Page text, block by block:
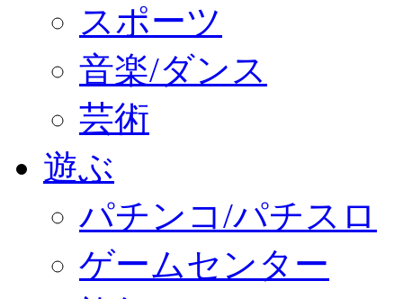
スポーツ
音楽/ダンス
芸術
遊ぶ
パチンコ/パチスロ
ゲームセンター